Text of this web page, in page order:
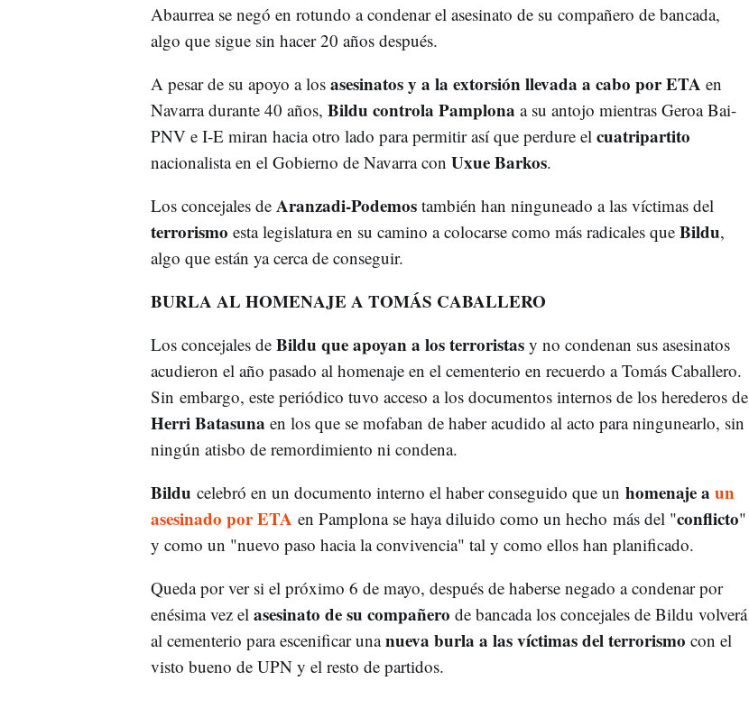
Abaurrea se negó en rotundo a condenar el asesinato de su compañero de bancada,
algo que sigue sin hacer 20 años después.
A pesar de su apoyo a losasesinatos y a la extorsión llevada a cabo por ETA en
Navarra durante 40 años, Bildu controla Pamplona a su antojo mientras Geroa Bai-
PNV e I-E miran hacia otro lado para permitir así que perdure el cuatripartito
nacionalista en el Gobierno de Navarra con Uxue Barkos.
Los concejales de Aranzadi-Podemostambién han ninguneado a las víctimas del
terrorismo esta legislatura en su camino a colocarse como más radicales que Bildu,
algo que están ya cerca de conseguir.
BURLA AL HOMENAJE A TOMÁS CABALLERO
Los concejales de Bildu que apoyan a los terroristas y no condenan sus asesinatos
acudieron el año pasado al homenaje en el cementerio en recuerdo a Tomás Caballero.
Sin embargo, este periódico tuvo acceso a los documentos internos de los herederos de
Herri Batasuna en los que se mofaban de haber acudido al acto para ningunearlo, sin
ningún atisbo de remordimiento ni condena.
Bildu celebró en un documento interno el haber conseguido que un homenaje a un
asesinado por ETA en Pamplona se haya diluido como un hecho más del "conflicto"
y como un "nuevo paso hacia la convivencia" tal y como ellos han planificado.
Queda por ver si el próximo 6 de mayo, después de haberse negado a condenar por
enésima vez el asesinato de su compañero de bancada los concejales de Bildu volverá
al cementerio para escenificar unanueva burla a las víctimas del terrorismo con el
visto bueno de UPN y el resto de partidos.